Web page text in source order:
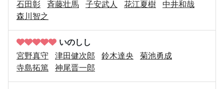
石田彰
斉藤壮馬 子安武人 花江夏樹
中井和哉
森川智之
いのしし
宮野真守
津田健次郎 鈴木達央
菊池勇成
寺島拓篤
神尾晋一郎